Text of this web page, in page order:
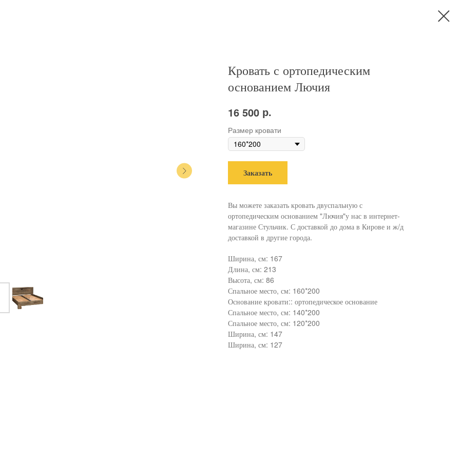
Кровать с ортопедическим
основанием Лючия
16 500 р.
Размер кровати
Заказать
Вы можете заказать кровать двуспальную с
ортопедическим основанием "Лючия"у нас в интернет-
магазине Стульчик. С доставкой до дома в Кирове и ж/д
доставкой в другие города.
Ширина, см: 167
Длина, см: 213
Высота, см: 86
Спальное место, см: 160*200
Основание кровати:: ортопедическое основание
Спальное место, см: 140*200
Спальное место, см: 120*200
Ширина, см: 147
Ширина, см: 127